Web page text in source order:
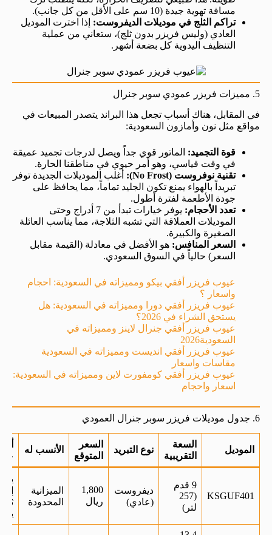
مسافة تهوية جيدة (10 سم على الأقل من كل جانب).
تراكم الثلج في موديلات الديفروست: إذا اخترت الموديل
العادي (وليس فريزر بدون ثلج)، ستعاني من عملية
التنظيف اليدوية كل بضعة أشهر.
5. مميزات فريزر عمودي سوبر جنرال
في المقابل، هناك أسباب تجعل هذا البراند يتصدر المبيعات في
مواقع مثل نون وأمازون السعودية:
قوة التجميد: الماتور قوي جداً ويصل لدرجات تجميد عميقة
في وقت قياسي، وهو أمر حيوي في مناطقنا الحارة.
تقنية نوفروست (No Frost):
أغلب الموديلات الجديدة توفر
تبريداً بالهواء يمنع تكون الجليد تماماً، مما يحافظ على
جودة الأطعمة لفترة أطول.
تعدد الأحجام:
يوفر خيارات تبدأ من 7 أدراج وحتى
الموديلات العملاقة التي تشبه الثلاجة، مما يناسب العائلة
الصغيرة والكبيرة.
السعر المنافس: هو الأفضل في معادلة (القيمة مقابل
السعر) حالياً في السوق السعودي.
عيوب فريزر أفقي بيكو ومميزاته في السعودية: احجام
واسعار ؟
عيوب فريزر أفقي دورا ومميزاته في السعودية: هل
يستحق الشراء في 2026؟
عيوب فريزر أفقي جنرال لاينز ومميزاته في
السعودية2026
عيوب فريزر أفقي انديست ومميزاته في السعودية
مقاسات واسعار
عيوب فريزر أفقي كومفورت لاين ومميزاته في السعودية:
اسعار واحجام
6. جدول موديلات فريزر سوبر جنرال العمودي
الموديل
السعة
التقريبية
نوع التبريد
السعر
المتوقع
الأنسب له
KSGUF401
9 قدم
(257
لتر)
ديفروست
(عادي)
1,800
ريال
الميزانية
المحدودة
ثلج